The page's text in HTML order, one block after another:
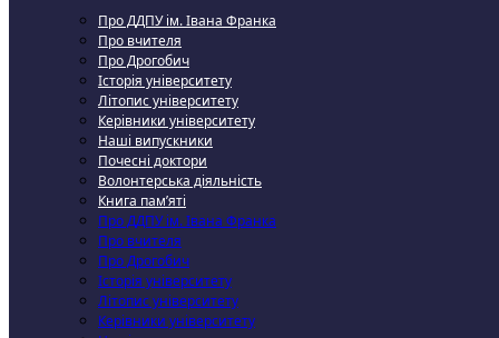
Про ДДПУ ім. Івана Франка
Про вчителя
Про Дрогобич
Історія університету
Літопис університету
Керівники університету
Наші випускники
Почесні доктори
Волонтерська діяльність
Книга пам’яті
Про ДДПУ ім. Івана Франка
Про вчителя
Про Дрогобич
Історія університету
Літопис університету
Керівники університету